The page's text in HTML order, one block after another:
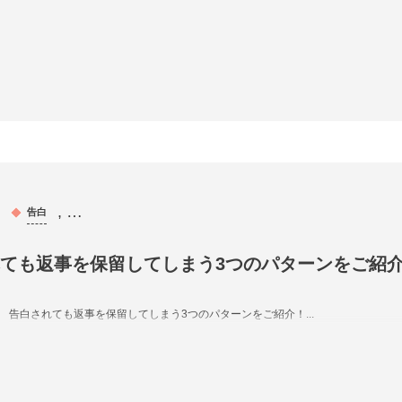
告白 , …
も返事を保留してしまう3つのパターンをご紹
告白されても返事を保留してしまう3つのパターンをご紹介！...